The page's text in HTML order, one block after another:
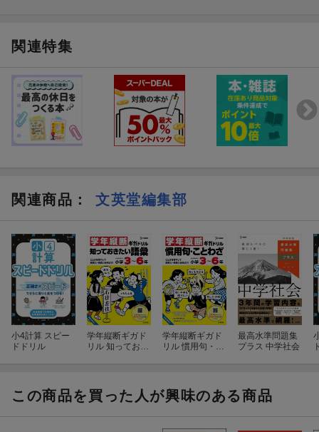
載。また、解答入り紙面を参照できるQRコードも掲載し、すぐに
アウトプット専用問題集
中3英語 [単語・読解・リ
スニング]
アウトプット専用問
中3英語 [文法]
定価 (税込) 1,430円 1,430円
関連特集
関連商品 ： 文英堂編集部
小4計算 スピー
ドドリル
学年縦断ギガド
リル 知っておき
学年縦断ギガド
リル 慣用句・こ
最高水準問題集
プラス 中学社会
この商品を買った人が興味のある商品